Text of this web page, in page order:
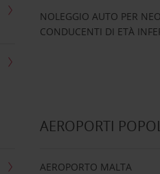
NOLEGGIO AUTO PER
CONDUCENTI DI ETÀ
AEROPORTI
AEROPORTO MALTA